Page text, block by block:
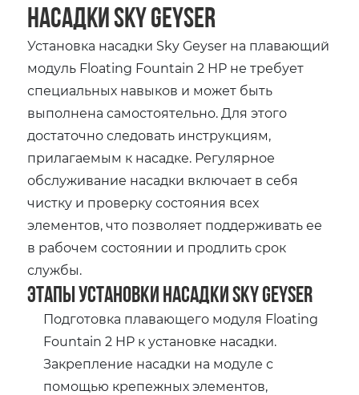
насадки Sky Geyser
Установка насадки Sky Geyser на плавающий
модуль Floating Fountain 2 HP не требует
специальных навыков и может быть
выполнена самостоятельно. Для этого
достаточно следовать инструкциям,
прилагаемым к насадке. Регулярное
обслуживание насадки включает в себя
чистку и проверку состояния всех
элементов, что позволяет поддерживать ее
в рабочем состоянии и продлить срок
службы.
Этапы установки насадки Sky Geyser
Подготовка плавающего модуля Floating
Fountain 2 HP к установке насадки.
Закрепление насадки на модуле с
помощью крепежных элементов,